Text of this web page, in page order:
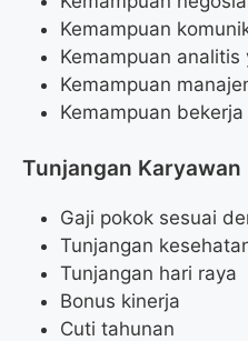
Kemampuan
Kemampuan analitis
Kemampuan
Kemampuan
Tunjangan Karyawan
Gaji pokok sesuai
Tunjangan
Tunjangan hari raya
Bonus kinerja
Cuti tahunan